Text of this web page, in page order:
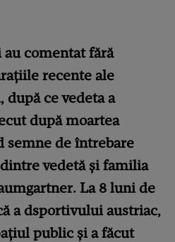
comentat fără
recente ale
după ce vedeta a
după moartea
de întrebare
vedetă și familia
La 8 luni de
a dsportivului austriac,
public și a făcut